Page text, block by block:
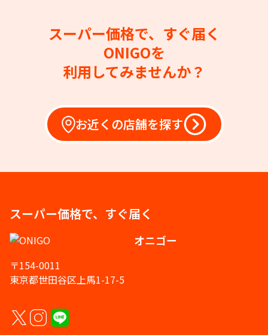
スーパー価格で、すぐ届く
ONIGOを
利用してみませんか？
お近くの店舗を探す
スーパー価格で、すぐ届く
オニゴー
〒154-0011
東京都世田谷区上馬1-17-5